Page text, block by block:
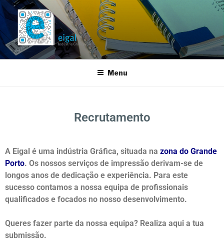
EIGAL
Indústria Gráfica, SA
Menu
Recrutamento
A Eigal é uma indústria Gráfica, situada na zona do Grande
Porto. Os nossos serviços de impressão derivam-se de
longos anos de dedicação e experiência. Para este
sucesso contamos a nossa equipa de profissionais
qualificados e focados no nosso desenvolvimento.
Queres fazer parte da nossa equipa? Realiza aqui a tua
submissão.